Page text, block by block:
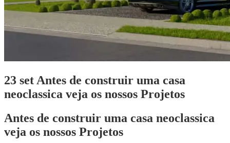
23 set Antes de construir uma casa
neoclassica veja os nossos Projetos
Antes de construir uma casa neoclassica
veja os nossos Projetos